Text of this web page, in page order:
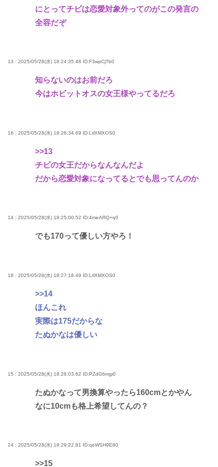
にとってチビは恋愛対象外ってのがこの発言の
全容だぞ
13 : 2025/05/28(水) 18:24:35.48 ID:F3wpCjTb0
知らないのはお前だろ
今はホビットオスの女王様やってるだろ
16 : 2025/05/28(水) 18:26:34.69 ID:LtlXMXOS0
>>13
チビの女王だからなんなんだよ
だから恋愛対象になってるとでも思ってんのか
14 : 2025/05/28(水) 18:25:00.52 ID:4meARQ+q0
でも170って優しい方やろ！
18 : 2025/05/28(水) 18:27:18.49 ID:LtlXMXOS0
>>14
ほんこれ
実際は175だからな
たぬかなは優しい
15 : 2025/05/28(水) 18:26:03.62 ID:PZdG6mgi0
たぬかなって男換算やったら160cmとかやん
なに10cmも格上希望してんの？
24 : 2025/05/28(水) 18:29:22.81 ID:qeWSH9E80
>>15